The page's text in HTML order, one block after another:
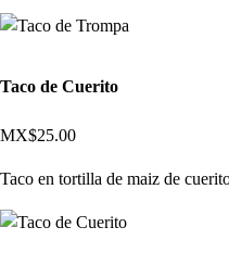
Taco de Cuerito
MX$25.00
Taco en tortilla de maiz de